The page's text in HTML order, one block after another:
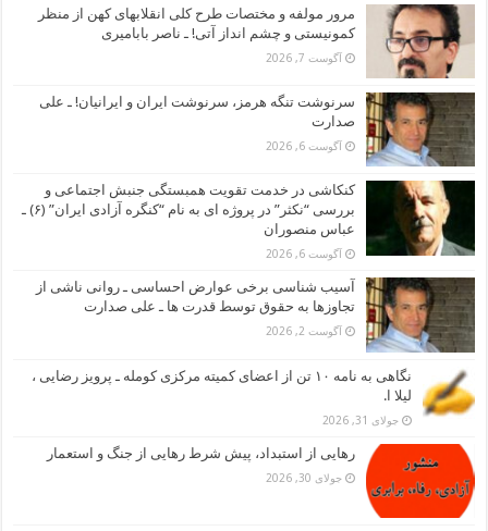
مرور مولفه و مختصات طرح کلی انقلابهای کهن از منظر
کمونیستی و چشم انداز آتی! ـ ناصر بابامیری
آگوست 7, 2026
سرنوشت تنگه هرمز، سرنوشت ایران و ایرانیان! ـ علی
صدارت
آگوست 6, 2026
کنکاشی در خدمت تقویت همبستگی جنبش اجتماعی و
بررسی “نکثر” در پروژه ای به نام “کنگره آزادی ایران” (۶) ـ
عباس منصوران
آگوست 6, 2026
آسیب شناسی برخی عوارض احساسی ـ روانی ناشی از
تجاوزها به حقوق توسط قدرت ها ـ علی صدارت
آگوست 2, 2026
نگاهی به نامه ۱۰ تن از اعضای کمیته مرکزی کومله ـ پرویز رضایی ،
لیلا ا.
جولای 31, 2026
رهایی از استبداد، پیش شرط رهایی از جنگ و استعمار
جولای 30, 2026